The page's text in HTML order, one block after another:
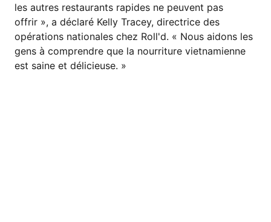
les autres restaurants rapides ne peuvent pas
offrir », a déclaré Kelly Tracey, directrice des
opérations nationales chez Roll'd. « Nous aidons les
gens à comprendre que la nourriture vietnamienne
est saine et délicieuse. »